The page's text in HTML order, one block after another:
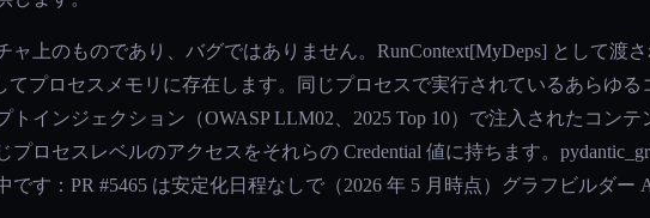
上のものであり、バグではありません。RunContext[MyDeps] として渡
てプロセスメモリに存在します。同じプロセスで実行されているあらゆ
トインジェクション（OWASP LLM02、2025 Top 10）で注入されたコン
ロセスレベルのアクセスをそれらの Credential 値に持ちます。
です：PR #5465 は安定化日程なしで（2026 年 5 月時点）グラフビルダー